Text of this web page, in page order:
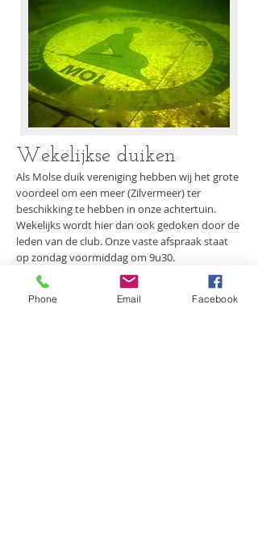
Wekelijkse duiken
Als Molse duik vereniging hebben wij het grote
voordeel om een meer (Zilvermeer) ter
beschikking te hebben in onze achtertuin.
Wekelijks wordt hier dan ook gedoken door de
leden van de club. Onze vaste afspraak staat
op zondag voormiddag om 9u30.
Deze put is met zijn
onderwater park der
schone kunsten
ideaal om te oefenen op alle
geleerde handelingen tot deze volledig als
Phone Email Facebook